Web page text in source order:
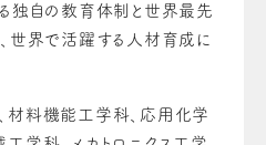
独自の教育体制と世界最先
世界で活躍する人材育成に
材料機能工学科、応用化学